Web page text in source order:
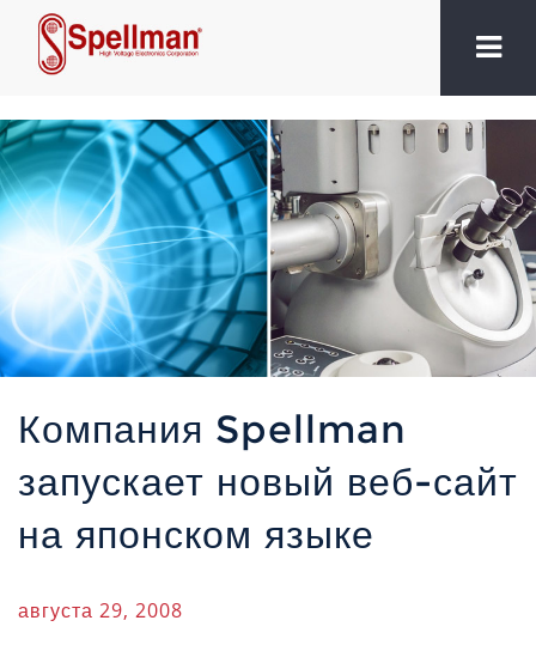
Компания Spellman
запускает новый веб-сайт
на японском языке
августа 29, 2008